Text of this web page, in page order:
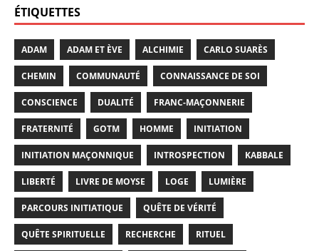
ÉTIQUETTES
ADAM ADAM ET ÈVE ALCHIMIE CARLO SUARÈS
CHEMIN COMMUNAUTÉ CONNAISSANCE DE SOI
CONSCIENCE DUALITÉ FRANC-MAÇONNERIE
FRATERNITÉ GOTM HOMME INITIATION
INITIATION MAÇONNIQUE INTROSPECTION KABBALE
LIBERTÉ LIVRE DE MOYSE LOGE LUMIÈRE
PARCOURS INITIATIQUE QUÊTE DE VÉRITÉ
QUÊTE SPIRITUELLE RECHERCHE RITUEL